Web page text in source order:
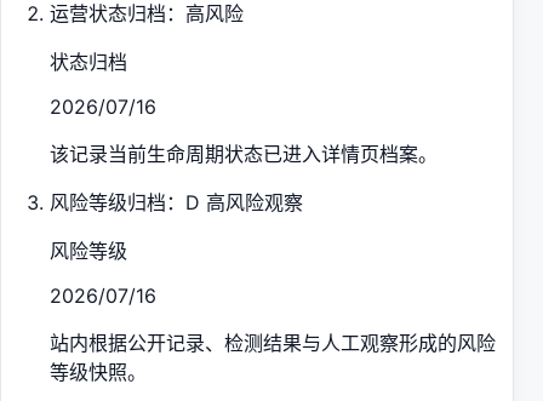
运营状态归档：高风险
状态归档
2026/07/16
该记录当前生命周期状态已进入详情页档案。
风险等级归档：D 高风险观察
风险等级
2026/07/16
站内根据公开记录、检测结果与人工观察形成的风险
等级快照。